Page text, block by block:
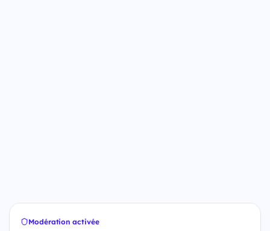
Modération activée